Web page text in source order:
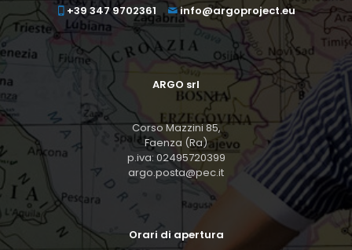
+39 347 9702361 info@argoproject.eu
ARGO srl
Corso Mazzini 85,
Faenza (Ra)
p.iva: 02495720399
argo.posta@pec.it
Orari di apertura